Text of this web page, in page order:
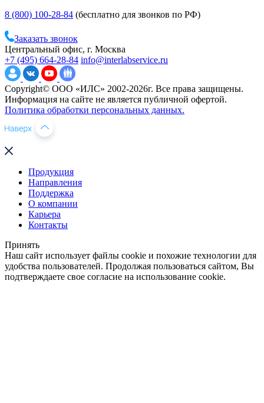
8 (800) 100-28-84 (бесплатно для звонков по РФ)
Заказать звонок
Центральный офис, г. Москва
+7 (495) 664-28-84 info@interlabservice.ru
Copyright© ООО «ИЛС» 2002-2026г. Все права защищены.
Информация на сайте не является публичной офертой.
Политика обработки персональных данных.
Продукция
Направления
Поддержка
О компании
Карьера
Контакты
Принять
Наш сайт использует файлы cookie и похожие технологии для
удобства пользователей. Продолжая пользоваться сайтом, Вы
подтверждаете свое согласие на использование cookie.